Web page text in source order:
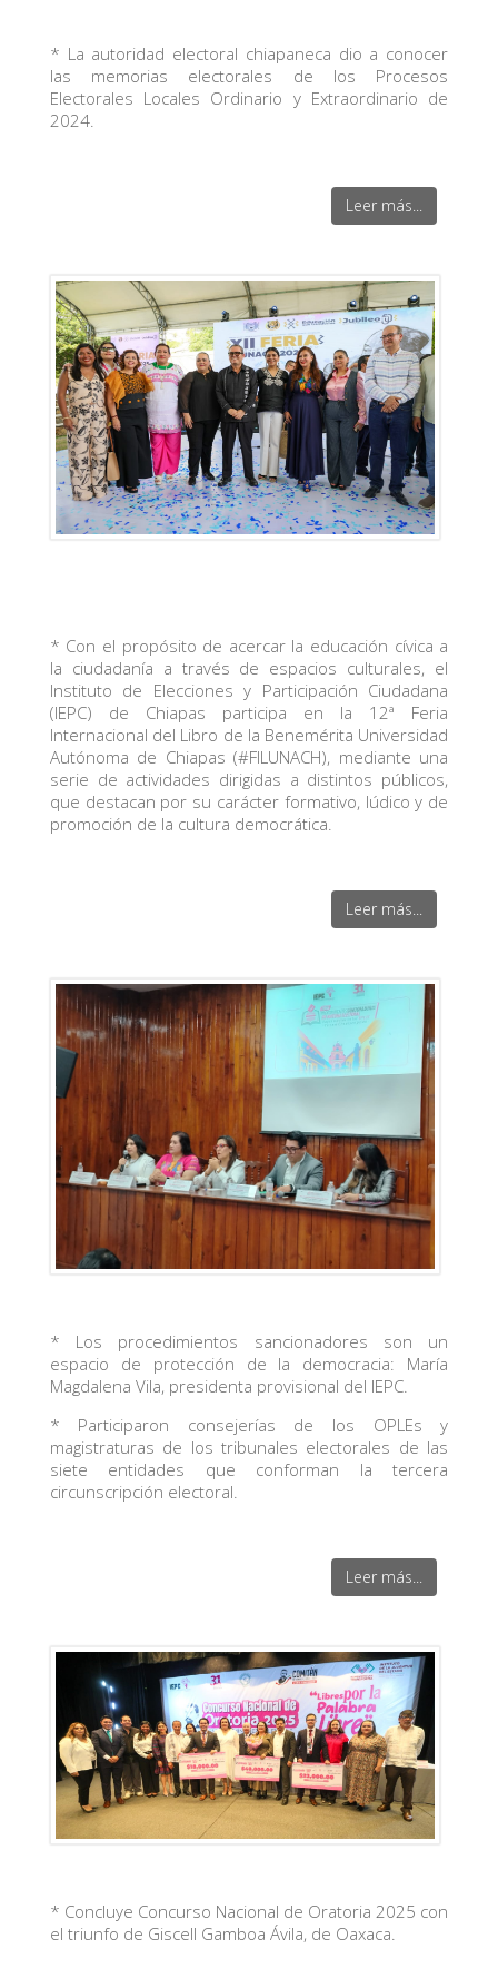
* La autoridad electoral chiapaneca dio a conocer
las memorias electorales de los Procesos
Electorales Locales Ordinario y Extraordinario de
2024.
Leer más...
* Con el propósito de acercar la educación cívica a
la ciudadanía a través de espacios culturales, el
Instituto de Elecciones y Participación Ciudadana
(IEPC) de Chiapas participa en la 12ª Feria
Internacional del Libro de la Benemérita Universidad
Autónoma de Chiapas (#FILUNACH), mediante una
serie de actividades dirigidas a distintos públicos,
que destacan por su carácter formativo, lúdico y de
promoción de la cultura democrática.
Leer más...
* Los procedimientos sancionadores son un
espacio de protección de la democracia: María
Magdalena Vila, presidenta provisional del IEPC.
* Participaron consejerías de los OPLEs y
magistraturas de los tribunales electorales de las
siete entidades que conforman la tercera
circunscripción electoral.
Leer más...
* Concluye Concurso Nacional de Oratoria 2025 con
el triunfo de Giscell Gamboa Ávila, de Oaxaca.